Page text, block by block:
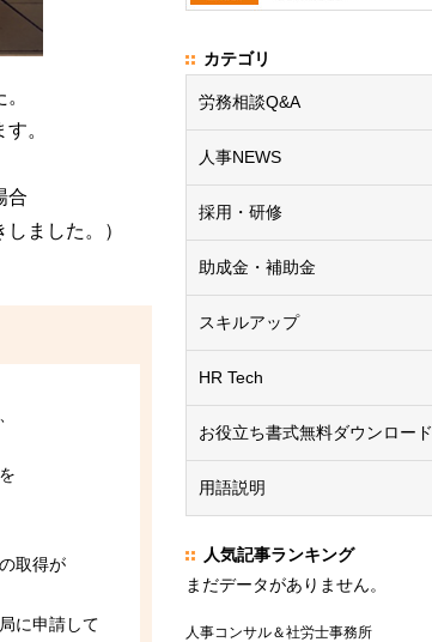
。
合
ました。）
取得が
に申請して
カテゴリ
労務相談Q&A
人事NEWS
採用・研修
助成金・補助金
スキルアップ
HR Tech
お役立ち書式無料ダウンロード
用語説明
人気記事ランキング
まだデータがありません。
人事コンサル＆社労士事務所